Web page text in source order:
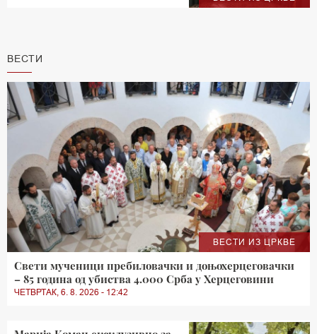
ВЕСТИ
ВЕСТИ ИЗ ЦРКВЕ
Свети мученици пребиловачки и доњохерцеговачки
– 85 година од убиства 4.000 Срба у Херцеговини
ЧЕТВРТАК, 6. 8. 2026 - 12:42